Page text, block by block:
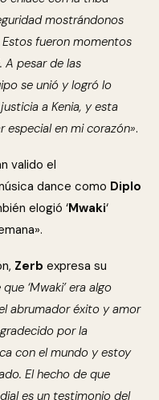
mostrándonos
fueron momentos
A pesar de las
se unió y logró lo
a Kenia, y esta
especial en mi corazón».
valido el
dance como Diplo
elogió ‘Mwaki‘
Zerb expresa su
‘Mwaki’ era algo
abrumador éxito y amor
por la
con el mundo y estoy
El hecho de que
es un testimonio del